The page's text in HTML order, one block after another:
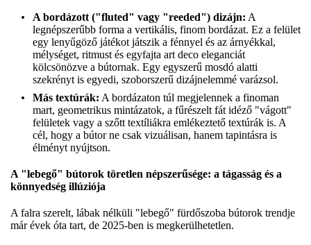
A bordázott ("fluted" vagy "reeded") dizájn: A
legnépszerűbb forma a vertikális, finom bordázat. Ez a felület
egy lenyűgöző játékot játszik a fénnyel és az árnyékkal,
mélységet, ritmust és egyfajta art deco eleganciát
kölcsönözve a bútornak. Egy egyszerű mosdó alatti
szekrényt is egyedi, szoborszerű dizájnelemmé varázsol.
Más textúrák: A bordázaton túl megjelennek a finoman
mart, geometrikus mintázatok, a fűrészelt fát idéző "vágott"
felületek vagy a szőtt textíliákra emlékeztető textúrák is. A
cél, hogy a bútor ne csak vizuálisan, hanem tapintásra is
élményt nyújtson.
A "lebegő" bútorok töretlen népszerűsége: a tágasság és a
könnyedség illúziója
A falra szerelt, lábak nélküli "lebegő" fürdőszoba bútorok trendje
már évek óta tart, de 2025-ben is megkerülhetetlen.